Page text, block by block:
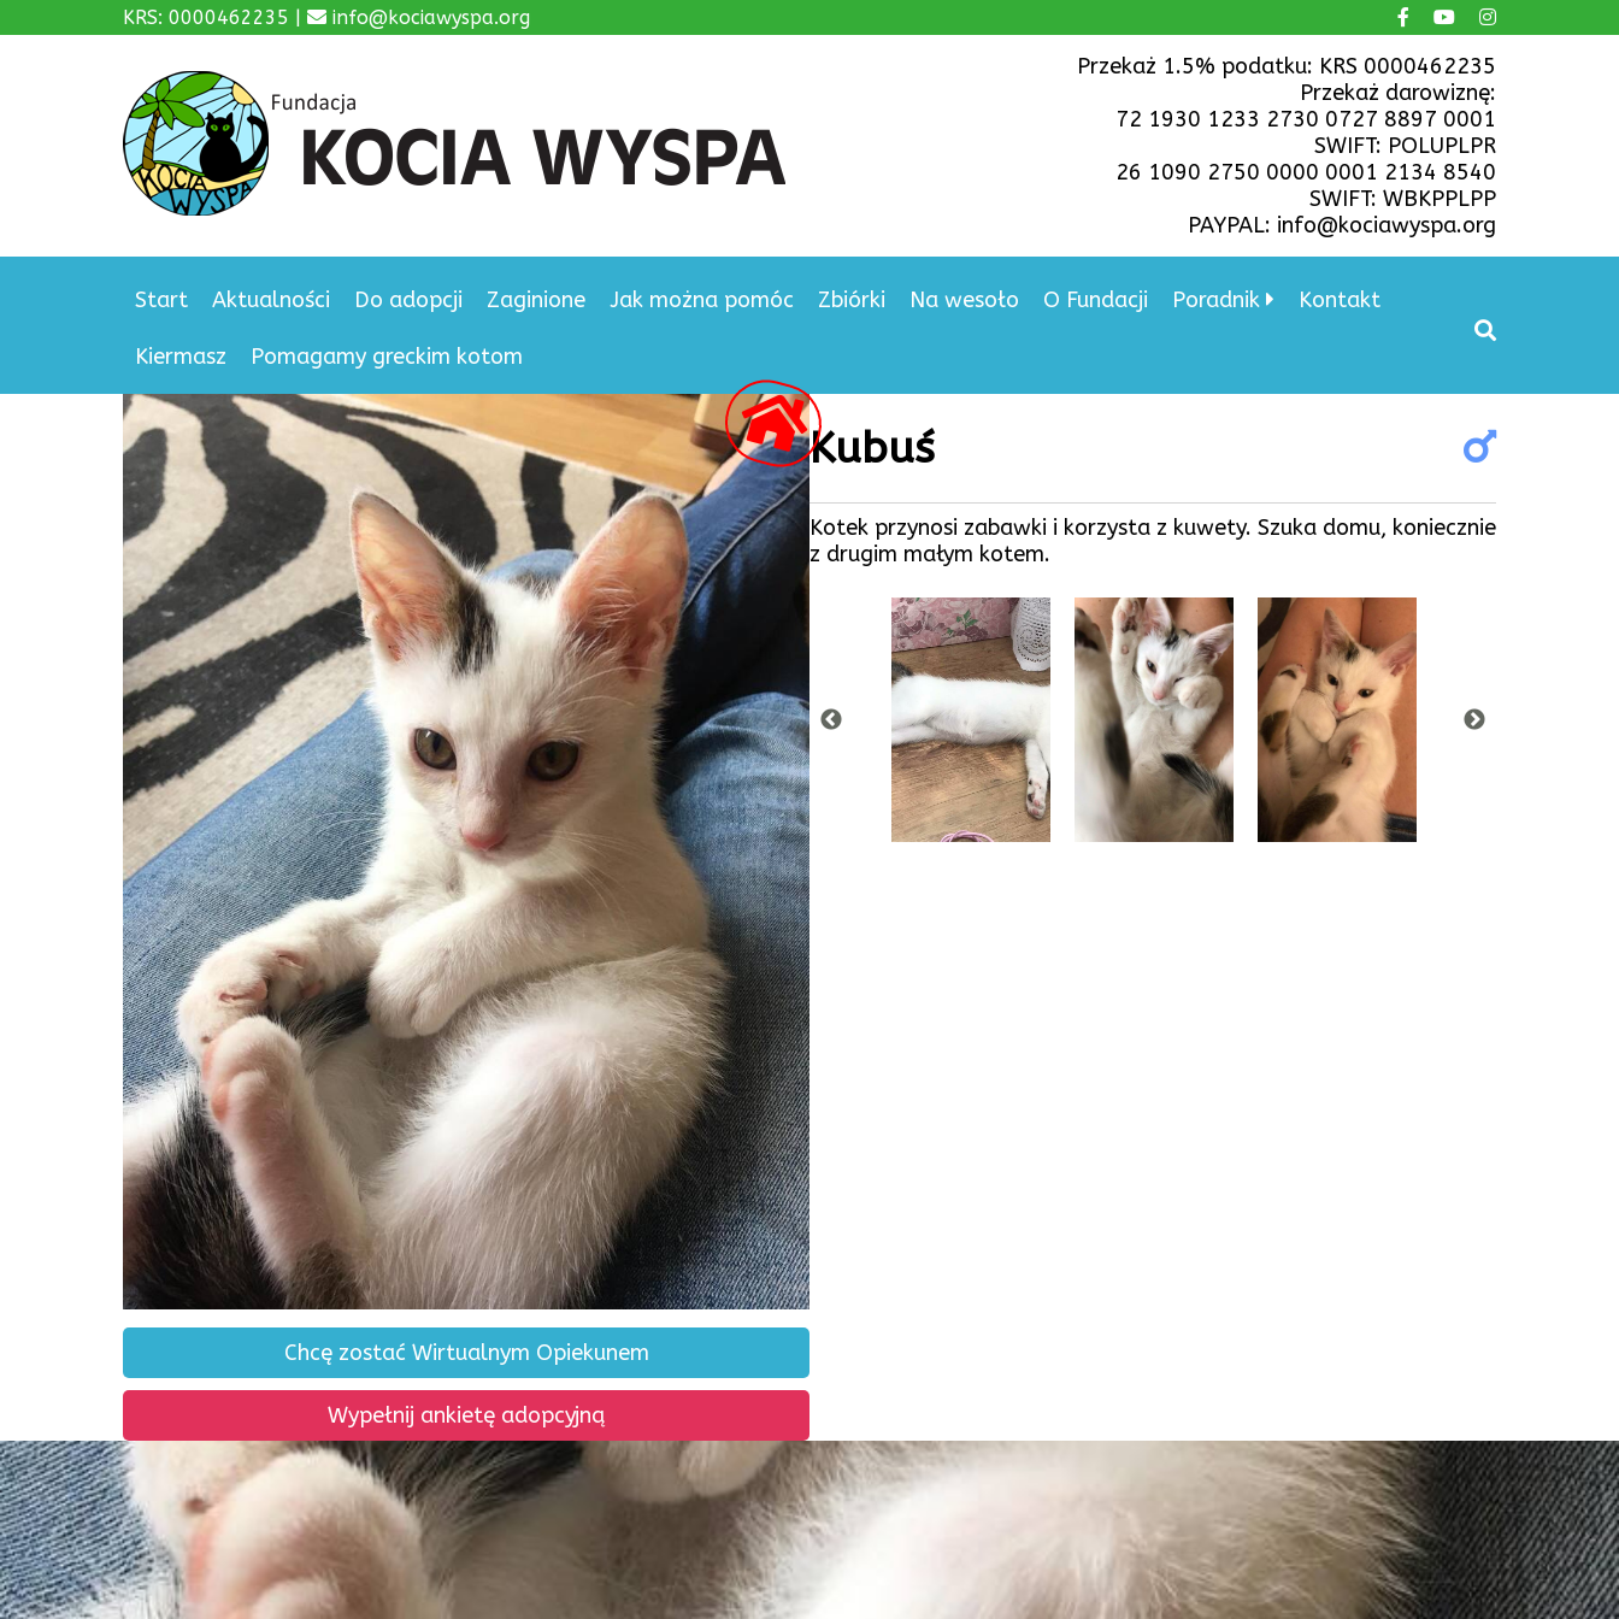
KRS: 0000462235 | info@kociawyspa.org
Przekaż 1.5% podatku: KRS 0000462235
Przekaż darowiznę:
72 1930 1233 2730 0727 8897 0001
SWIFT: POLUPLPR
26 1090 2750 0000 0001 2134 8540
SWIFT: WBKPPLPP
PAYPAL: info@kociawyspa.org
Start Aktualności Do adopcji Zaginione Jak można pomóc Zbiórki Na wesoło O Fundacji Poradnik Kontakt
Kiermasz Pomagamy greckim kotom
Chcę zostać Wirtualnym Opiekunem
Wypełnij ankietę adopcyjną
Kubuś
Kotek przynosi zabawki i korzysta z kuwety. Szuka domu, koniecznie
z drugim małym kotem.